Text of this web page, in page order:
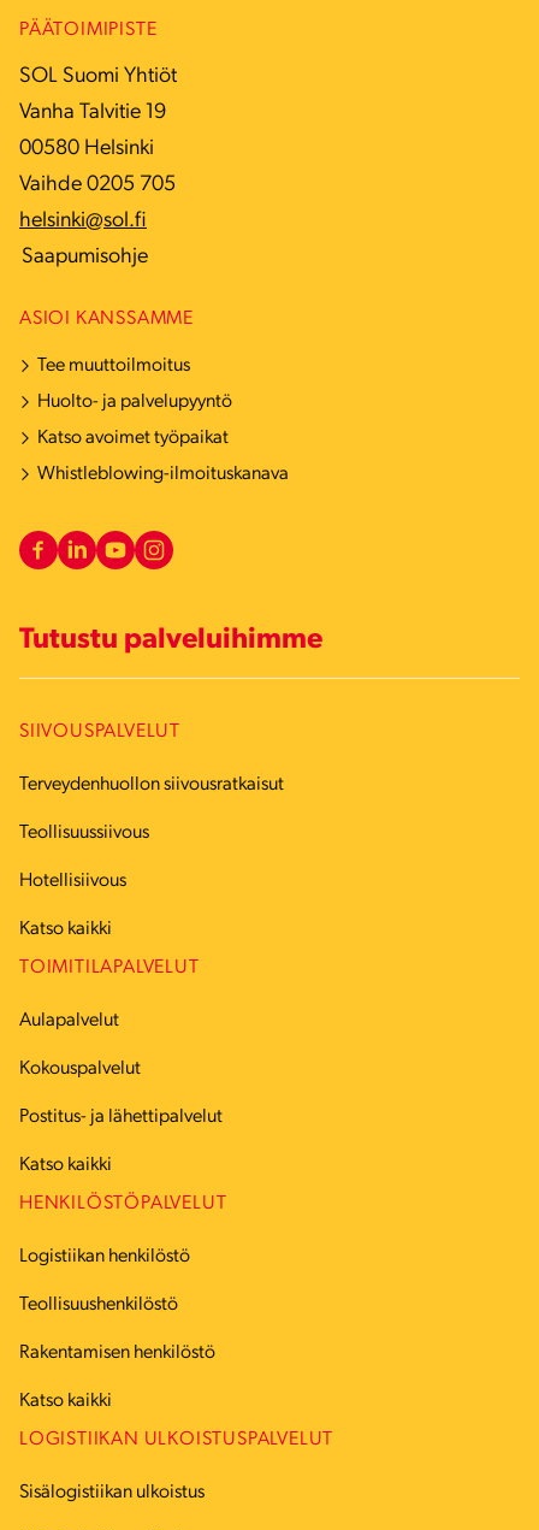
PÄÄTOIMIPISTE
SOL Suomi Yhtiöt
Vanha Talvitie 19
00580 Helsinki
Vaihde 0205 705
helsinki@sol.fi
Saapumisohje
ASIOI KANSSAMME
Tee muuttoilmoitus
Huolto- ja palvelupyyntö
Katso avoimet työpaikat
Whistleblowing-ilmoituskanava
Tutustu palveluihimme
SIIVOUSPALVELUT
Terveydenhuollon siivousratkaisut
Teollisuussiivous
Hotellisiivous
Katso kaikki
TOIMITILAPALVELUT
Aulapalvelut
Kokouspalvelut
Postitus- ja lähettipalvelut
Katso kaikki
HENKILÖSTÖPALVELUT
Logistiikan henkilöstö
Teollisuushenkilöstö
Rakentamisen henkilöstö
Katso kaikki
LOGISTIIKAN ULKOISTUSPALVELUT
Sisälogistiikan ulkoistus